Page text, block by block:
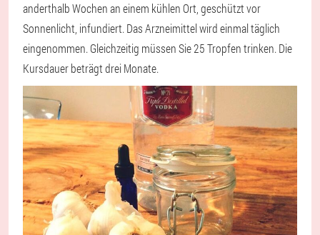
anderthalb Wochen an einem kühlen Ort, geschützt vor
Sonnenlicht, infundiert. Das Arzneimittel wird einmal täglich
eingenommen. Gleichzeitig müssen Sie 25 Tropfen trinken. Die
Kursdauer beträgt drei Monate.